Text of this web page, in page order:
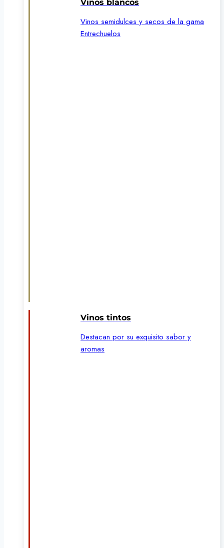
Vinos blancos
Vinos semidulces y secos de la gama
Entrechuelos
Vinos tintos
Destacan por su exquisito sabor y
aromas